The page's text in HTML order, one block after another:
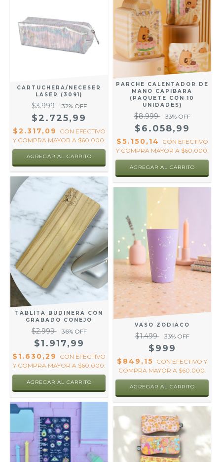
CARTUCHERA/NECESER
LASER (3091)
$3.999 32% OFF
$2.725,99
$2.317,09 CON EFECTIVO
Y COMPRA MAYOR A $60.000.
AGREGAR AL CARRITO
PARCHE CALENTADOR DE
MANO CAPIBARA
(PAQUETE CON 10
UNIDADES)
$8.999 33% OFF
$6.058,99
$5.150,14 CON EFECTIVO
Y COMPRA MAYOR A $60.000.
TABLITA BUDINERA CON
GRABADO CONEJO
$2.999 36% OFF
$1.917,99
$1.630,29 CON EFECTIVO
Y COMPRA MAYOR A $60.000.
VASO ZODIACO
$1.499 33% OFF
$999
$849,15 CON EFECTIVO Y
COMPRA MAYOR A $60.000.
AGREGAR AL CARRITO